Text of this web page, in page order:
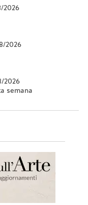
2026
2026
2026
semana